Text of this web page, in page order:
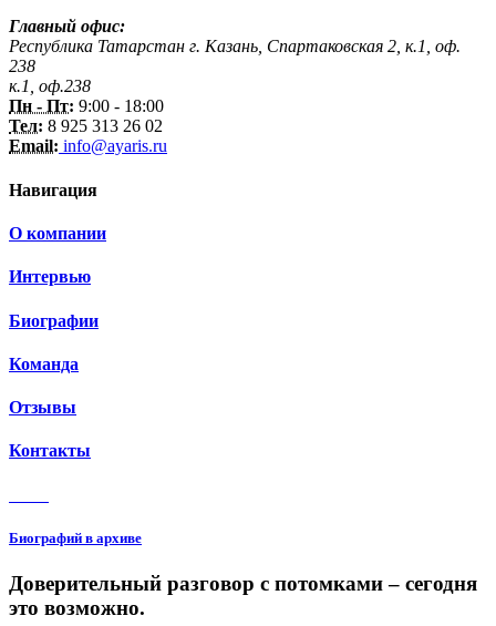
Главный офис:
Республика Татарстан г. Казань, Спартаковская 2, к.1, оф.
238
к.1, оф.238
Пн - Пт: 9:00 - 18:00
Тел: 8 925 313 26 02
Email: info@ayaris.ru
Навигация
О компании
Интервью
Биографии
Команда
Отзывы
Контакты
Биографий в архиве
Доверительный разговор с потомками – сегодня
это возможно.